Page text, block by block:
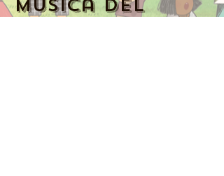
Musica del